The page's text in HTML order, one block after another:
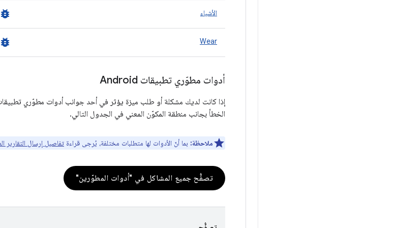
الأشياء bug_report
Wear
bug_report
أدوات مطوّري تطبيقات Android
الخطأ بجانب منطقة المكوّن المعني في الجدول التالي.
ملاحظة: بما أنّ الأدوات لها متطلبات مختلفة، يُرجى قراءة تفاصيل إرسال التقارير
تصفُّح جميع المشاكل في "أدوات المطوّرين"